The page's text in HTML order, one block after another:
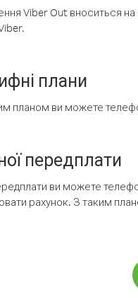
Viber Out вноситься на
плани
планом ви можете
передплати
ви можете
рахунок. З таким